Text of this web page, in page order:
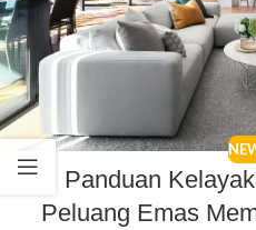
Panduan
Peluang Emas